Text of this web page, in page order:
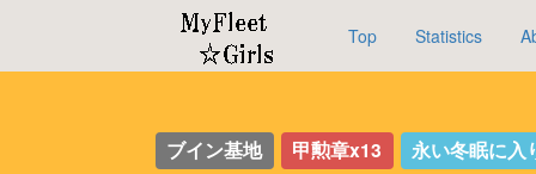
Top Statistics
ブイン基地 甲勲章x13 永い冬眠に入